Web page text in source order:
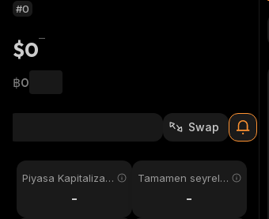
#0
$0
฿0
Swap
Piyasa Kapitalizas
-
Tamamen seyreltil
-